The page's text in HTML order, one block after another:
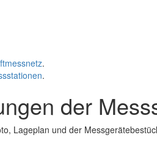
.
.
der
Lageplan und der